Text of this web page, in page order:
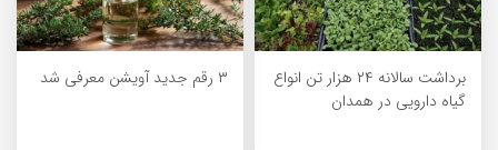
برداشت سالانه ۲۴ هزار تن انواع
گیاه دارویی در همدان
۳ رقم جدید آویشن معرفی شد